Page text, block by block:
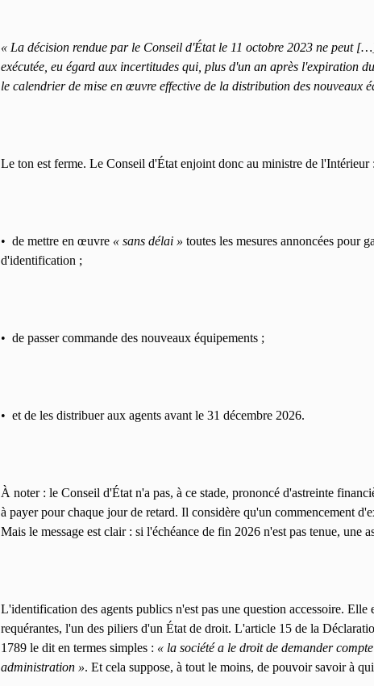
« La décision rendue par le Conseil d'État le 11 octobre 2023 ne peut
exécutée, eu égard aux incertitudes qui, plus d'un an après l'expiration
le calendrier de mise en œuvre effective de la distribution des nouveaux
Le ton est ferme. Le Conseil d'État enjoint donc au ministre de l'Intérieur :
• de mettre en œuvre « sans délai » toutes les mesures annoncées pour
d'identification ;
• de passer commande des nouveaux équipements ;
• et de les distribuer aux agents avant le 31 décembre 2026.
À noter : le Conseil d'État n'a pas, à ce stade, prononcé d'astreinte
à payer pour chaque jour de retard. Il considère qu'un commencement
Mais le message est clair : si l'échéance de fin 2026 n'est pas tenue, une
L'identification des agents publics n'est pas une question accessoire. Elle
requérantes, l'un des piliers d'un État de droit. L'article 15 de la
1789 le dit en termes simples : « la société a le droit de demander
administration ». Et cela suppose, à tout le moins, de pouvoir savoir à